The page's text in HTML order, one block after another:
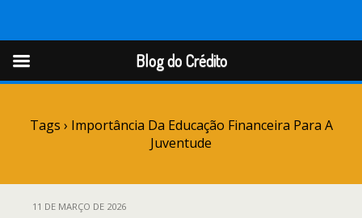
Blog do Crédito
Tags › Importância Da Educação Financeira Para A
Juventude
11 DE MARÇO DE 2026
Blog do Crédito